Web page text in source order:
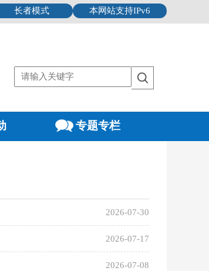
本网站支持IPv6
长者模式
专题专栏
2026-07-30
2026-07-17
2026-07-08